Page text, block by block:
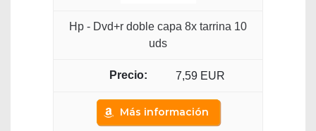
Hp - Dvd+r doble capa 8x tarrina 10
uds
7,59 EUR
Más información